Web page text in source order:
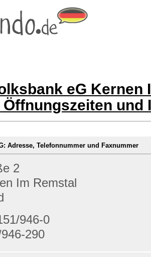
eG Kernen
und
Adresse, Telefonnummer und Faxnummer
2
Im Remstal
946-0
290